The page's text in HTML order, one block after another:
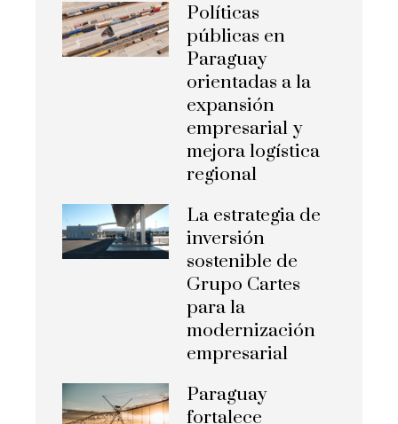
Políticas
públicas en
Paraguay
orientadas a la
expansión
empresarial y
mejora logística
regional
La estrategia de
inversión
sostenible de
Grupo Cartes
para la
modernización
empresarial
Paraguay
fortalece